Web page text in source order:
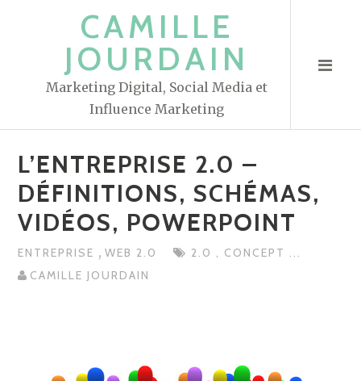
CAMILLE
JOURDAIN
Marketing Digital, Social Media et
Influence Marketing
L’ENTREPRISE 2.0 –
DÉFINITIONS, SCHÉMAS,
VIDÉOS, POWERPOINT
ENTREPRISE ,WEB 2.0 2.0 , CONCEPT ...
CAMILLE JOURDAIN